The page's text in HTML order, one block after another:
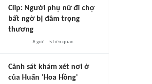
Clip: Người phụ nữ đi chợ
bất ngờ bị đâm trọng
thương
8 giờ 5 liên quan
Cảnh sát khám xét nơi ở
của Huấn 'Hoa Hồng'